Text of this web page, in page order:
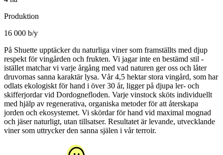
Produktion
16 000 b/y
På Shuette upptäcker du naturliga viner som framställts med djup
respekt för vingården och frukten. Vi jagar inte en bestämd stil -
istället matchar vi varje årgång med vad naturen ger oss och låter
druvornas sanna karaktär lysa. Vår 4,5 hektar stora vingård, som har
odlats ekologiskt för hand i över 30 år, ligger på djupa ler- och
skifferjordar vid Dordognefloden. Varje vinstock sköts individuellt
med hjälp av regenerativa, organiska metoder för att återskapa
jorden och ekosystemet. Vi skördar för hand vid maximal mognad
och jäser naturligt, utan tillsatser. Resultatet är levande, utvecklande
viner som uttrycker den sanna själen i vår terroir.